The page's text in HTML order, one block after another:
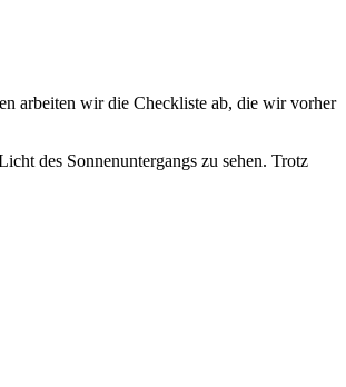
arbeiten wir die Checkliste ab, die wir vorher
des Sonnenuntergangs zu sehen. Trotz